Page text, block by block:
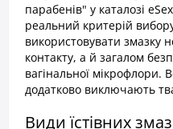
парабенів" у каталозі
реальний критерій
використовувати змазку
контакту, а й загалом
вагінальної мікрофлори.
додатково виключають
Види їстівних